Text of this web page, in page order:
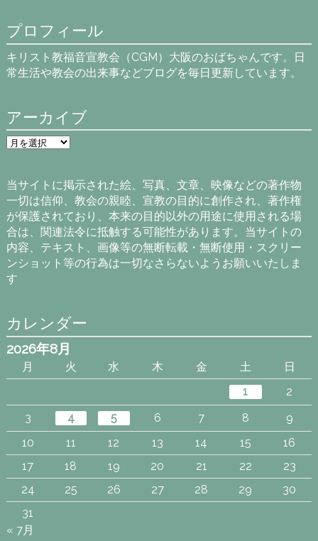
プロフィール
キリスト教福音宣教会（CGM）大阪のおばちゃんです。日
常生活や教会の出来事などブログを毎日更新しています。
アーカイブ
ア
ー
ブ
当サイトに掲示された絵、写真、文章、映像などの著作物
一切は信仰、教会の親睦、宣教の目的に創作され、著作権
が保護されており、本来の目的以外の用途に使用される場
合は、関連法令に抵触する可能性があります。当サイトの
内容、テキスト、画像等の無断転載・無断使用・スクリー
ンショット等の行為は一切なさらないようお願いいたしま
す
カレンダー
2026年8月
月 火 水 木 金 土
日
1
2
3
4 5 6 7 8
9
10
11 12 13 14 15
16
17
18 19 20 21 22
23
24
25 26 27 28 29
30
31
« 7月